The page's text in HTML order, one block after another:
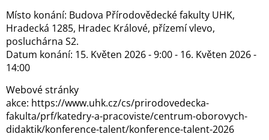
Místo konání: Budova Přírodovědecké fakulty UHK,
Hradecká 1285, Hradec Králové, přízemí vlevo,
posluchárna S2.
Datum konání: 15. Květen 2026 - 9:00 - 16. Květen 2026 -
14:00
Webové stránky
akce: https://www.uhk.cz/cs/prirodovedecka-
fakulta/prf/katedry-a-pracoviste/centrum-oborovych-
didaktik/konference-talent/konference-talent-2026